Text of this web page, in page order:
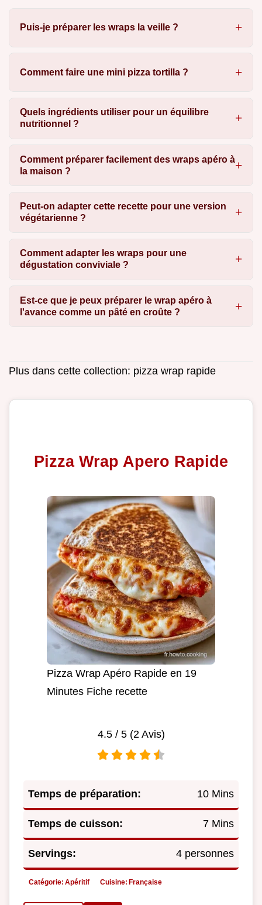
Puis-je préparer les wraps la veille ?
Comment faire une mini pizza tortilla ?
Quels ingrédients utiliser pour un équilibre
nutritionnel ?
Comment préparer facilement des wraps apéro à
la maison ?
Peut-on adapter cette recette pour une version
végétarienne ?
Comment adapter les wraps pour une
dégustation conviviale ?
Est-ce que je peux préparer le wrap apéro à
l'avance comme un pâté en croûte ?
Plus dans cette collection: pizza wrap rapide
Pizza Wrap Apero Rapide
Pizza Wrap Apéro Rapide en 19
Minutes Fiche recette
4.5/ 5 (2 Avis)
Temps de préparation: 10 Mins
Temps de cuisson: 7 Mins
Servings: 4 personnes
Catégorie: Apéritif Cuisine: Française